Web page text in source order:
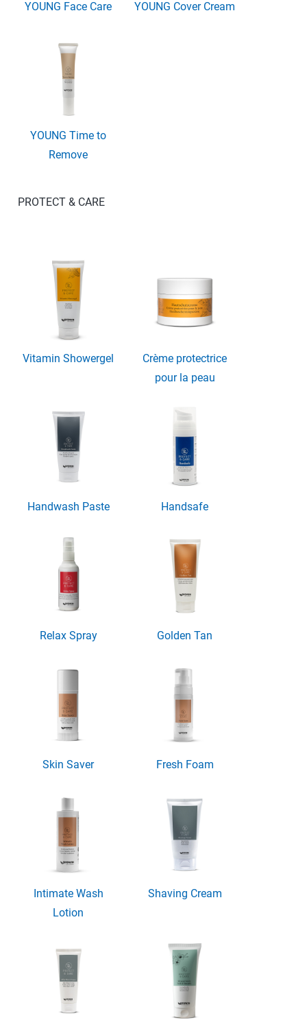
YOUNG Face Care YOUNG Cover Cream
YOUNG Time to
Remove
PROTECT & CARE
Vitamin Showergel
Crème protectrice
pour la peau
Handwash Paste Handsafe
Relax Spray Golden Tan
Skin Saver Fresh Foam
Intimate Wash
Lotion
Shaving Cream